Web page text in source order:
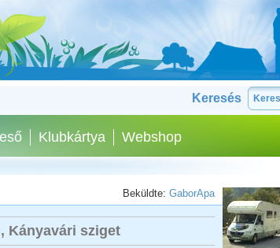
Keresés
Klubkártya Webshop
Beküldte: GaborApa
Kányavári sziget